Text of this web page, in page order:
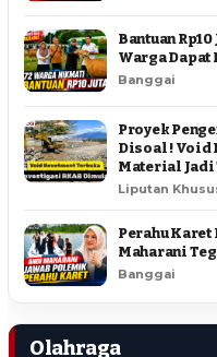
Bantuan
Warga Dapat
Banggai
Proyek
Disoal ! Void
Material
Liputan
Perahu Karet
Maharani
Banggai
Olahraga